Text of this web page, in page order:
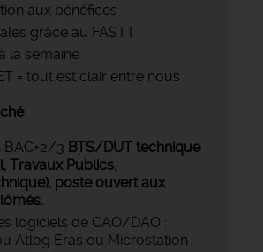
aux bénéfices
grâce au FASTT
la semaine
= tout est clair entre nous
BAC+2/3 BTS/DUT technique
Travaux Publics,
poste ouvert aux
logiciels de CAO/DAO :
Atlog Eras ou Microstation